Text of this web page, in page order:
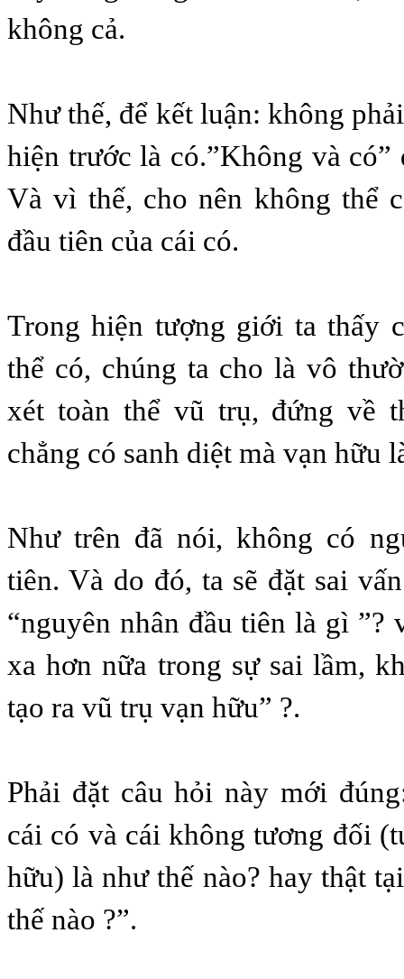
không cả.
Như thế, để kết luận: không
hiện trước là có.”Không và có”
Và vì thế, cho nên không thể
đầu tiên của cái có.
Trong hiện tượng giới ta thấy
thể có, chúng ta cho là vô
xét toàn thể vũ trụ, đứng về
chẳng có sanh diệt mà vạn hữu
Như trên đã nói, không có
tiên. Và do đó, ta sẽ đặt sai
“nguyên nhân đầu tiên là gì ”?
xa hơn nữa trong sự sai lầm,
tạo ra vũ trụ vạn hữu” ?.
Phải đặt câu hỏi này mới
cái có và cái không tương đối
hữu) là như thế nào? hay thật
thế nào ?”.